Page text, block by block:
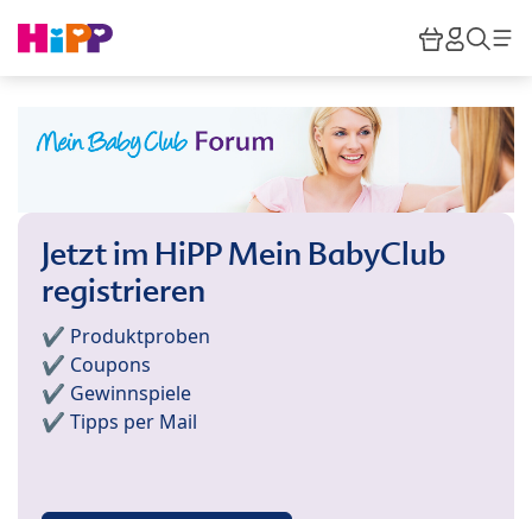
HiPP
Jetzt im HiPP Mein BabyClub
registrieren
✔️ Produktproben
✔️ Coupons
✔️ Gewinnspiele
✔️ Tipps per Mail